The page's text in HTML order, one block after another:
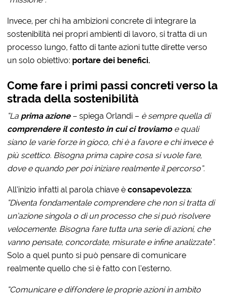
Invece, per chi ha ambizioni concrete di integrare la
sostenibilità nei propri ambienti di lavoro, si tratta di un
processo lungo, fatto di tante azioni tutte dirette verso
un solo obiettivo: portare dei benefici.
Come fare i primi passi concreti verso la
strada della sostenibilità
“La prima azione – spiega Orlandi – è sempre quella di
comprendere il contesto in cui ci troviamoe quali
siano le varie forze in gioco, chi è a favore e chi invece è
più scettico. Bisogna prima capire cosa si vuole fare,
dove e quando per poi iniziare realmente il percorso”.
All’inizio infatti al parola chiave èconsapevolezza:
“Diventa fondamentale comprendere che non si tratta di
un’azione singola o di un processo che si può risolvere
velocemente. Bisogna fare tutta una serie di azioni, che
vanno pensate, concordate, misurate e infine analizzate”.
Solo a quel punto si può pensare di comunicare
realmente quello che si è fatto con l’esterno.
“Comunicare e diffondere le proprie azioni in ambito